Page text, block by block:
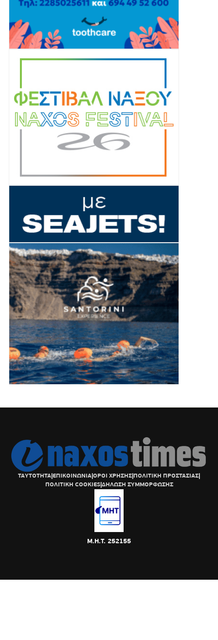
ΤΑΥΤΟΤΗΤΑ|ΕΠΙΚΟΙΝΩΝΙΑ|ΟΡΟΙ ΧΡΗΣΗΣ|ΠΟΛΙΤΙΚΗ ΠΡΟΣΤΑΣΙΑΣ|
ΠΟΛΙΤΙΚΗ COOKIES|ΔΗΛΩΣΗ ΣΥΜΜΟΡΦΩΣΗΣ
Μ.Η.Τ. 252155